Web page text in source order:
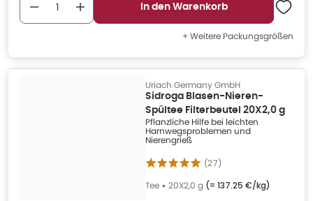
In den Warenkorb
+ Weitere Packungsgrößen
Uriach Germany GmbH
Sidroga Blasen-Nieren-
Spültee Filterbeutel 20X2,0 g
Pflanzliche Hilfe bei leichten
Harnwegsproblemen und
Nierengrieß
(27)
Tee • 20X2,0 g (= 137.25 €/kg)